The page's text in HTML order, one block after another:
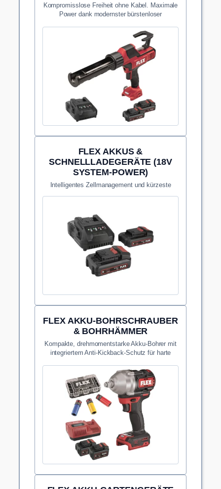
Kompromisslose Freiheit ohne Kabel. Maximale
Power dank modernster bürstenloser
FLEX AKKUS &
SCHNELLLADEGERÄTE (18V
SYSTEM-POWER)
Intelligentes Zellmanagement und kürzeste
FLEX AKKU-BOHRSCHRAUBER
& BOHRHÄMMER
Kompakte, drehmomentstarke Akku-Bohrer mit
integriertem Anti-Kickback-Schutz für harte